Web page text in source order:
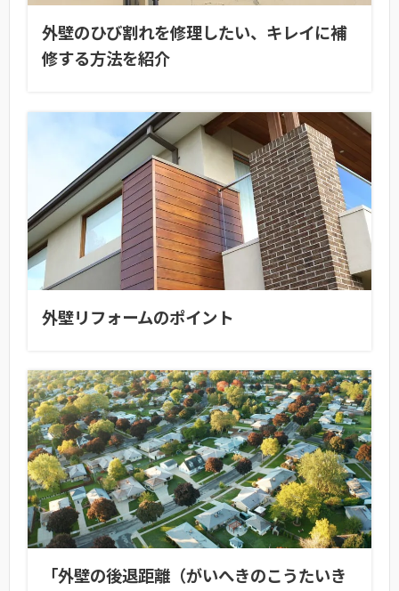
外壁のひび割れを修理したい、キレイに補
修する方法を紹介
外壁リフォームのポイント
「外壁の後退距離（がいへきのこうたいき